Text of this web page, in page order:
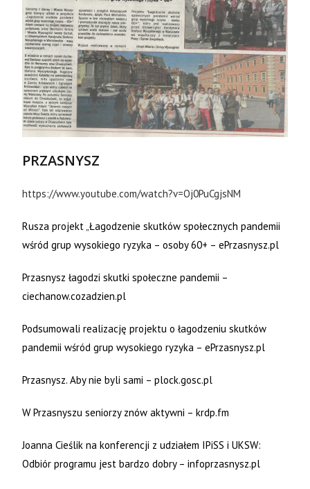
PRZASNYSZ
https://www.youtube.com/watch?v=Oj0PuCgjsNM
Rusza projekt „Łagodzenie skutków społecznych pandemii
wśród grup wysokiego ryzyka – osoby 60+ – ePrzasnysz.pl
Przasnysz łagodzi skutki społeczne pandemii –
ciechanow.cozadzien.pl
Podsumowali realizację projektu o łagodzeniu skutków
pandemii wśród grup wysokiego ryzyka – ePrzasnysz.pl
Przasnysz. Aby nie byli sami – plock.gosc.pl
W Przasnyszu seniorzy znów aktywni – krdp.fm
Joanna Cieślik na konferencji z udziałem IPiSS i UKSW:
Odbiór programu jest bardzo dobry – infoprzasnysz.pl